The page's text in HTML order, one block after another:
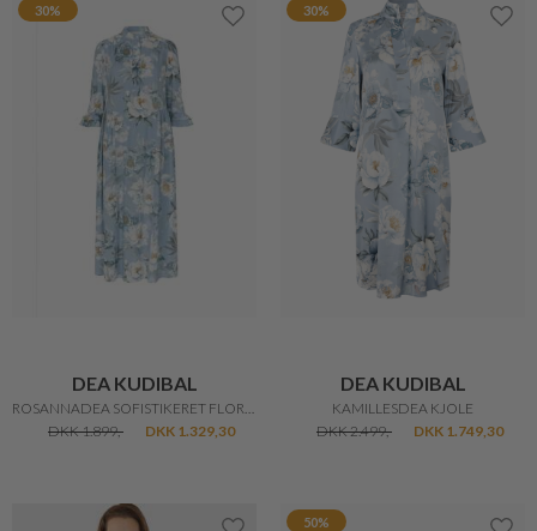
30%
DEA KUDIBAL
ROSANNADEA SOFISTIKERET FLORA KJOLE
DKK 1.899,-
DKK 1.329,30
30%
DEA KUDIBAL
KAMILLESDEA KJOLE
DKK 2.499,-
DKK 1.749,30
50%